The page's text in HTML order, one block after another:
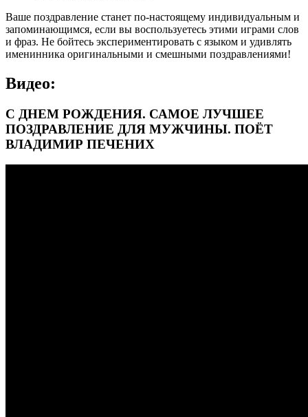
Ваше поздравление станет по-настоящему индивидуальным и
запоминающимся, если вы воспользуетесь этими играми слов
и фраз. Не бойтесь экспериментировать с языком и удивлять
именинника оригинальными и смешными поздравлениями!
Видео:
С ДНЕМ РОЖДЕНИЯ. САМОЕ ЛУЧШЕЕ
ПОЗДРАВЛЕНИЕ ДЛЯ МУЖЧИНЫ. ПОЁТ
ВЛАДИМИР ПЕЧЕНИХ